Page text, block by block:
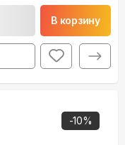
В корзину
-10%